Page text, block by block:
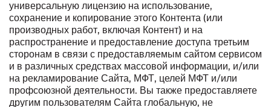
универсальную лицензию на использование,
сохранение и копирование этого Контента (или
производных работ, включая Контент) и на
распространение и предоставление доступа третьим
сторонам в связи с предоставляемым сайтом сервисом
и в различных средствах массовой информации, и/или
на рекламирование Сайта, МФТ, целей МФТ и/или
профсоюзной деятельности. Вы также предоставляете
другим пользователям Сайта глобальную, не